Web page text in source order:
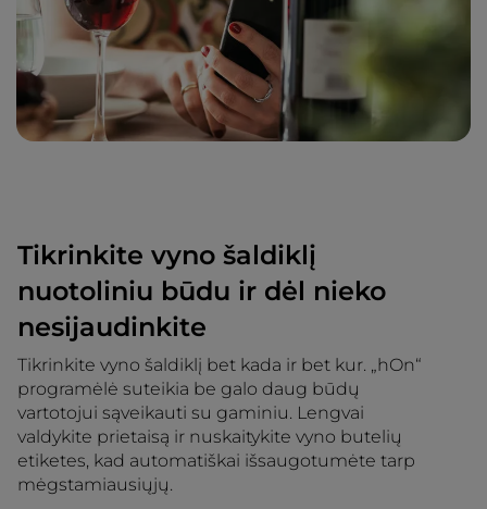
Tikrinkite vyno šaldiklį
nuotoliniu būdu ir dėl nieko
nesijaudinkite
Tikrinkite vyno šaldiklį bet kada ir bet kur. „hOn“
programėlė suteikia be galo daug būdų
vartotojui sąveikauti su gaminiu. Lengvai
valdykite prietaisą ir nuskaitykite vyno butelių
etiketes, kad automatiškai išsaugotumėte tarp
mėgstamiausiųjų.